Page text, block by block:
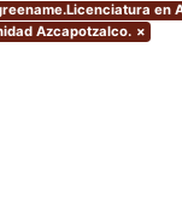
en
Azcapotzalco. ×